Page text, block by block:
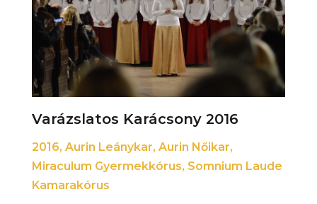
Varázslatos Karácsony 2016
2016, Aurin Leánykar, Aurin Nőikar,
Miraculum Gyermekkórus, Somnium Laude
Kamarakórus